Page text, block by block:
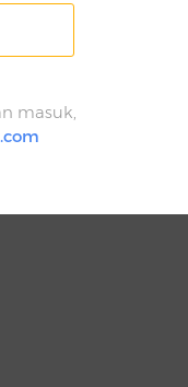
masuk,